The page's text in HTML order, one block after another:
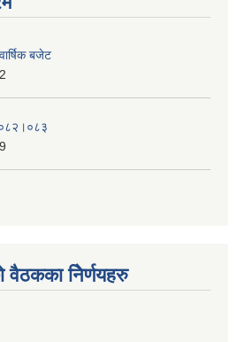
बजेट
वैठकका निेर्णयहरु